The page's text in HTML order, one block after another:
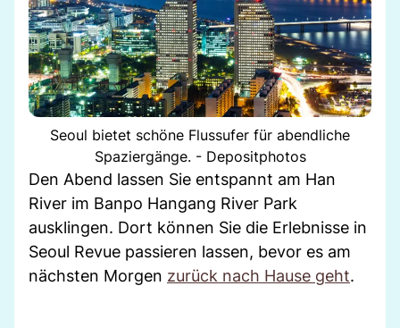
Seoul bietet schöne Flussufer für abendliche
Spaziergänge. - Depositphotos
Den Abend lassen Sie entspannt am Han
River im Banpo Hangang River Park
ausklingen. Dort können Sie die Erlebnisse in
Seoul Revue passieren lassen, bevor es am
nächsten Morgen zurück nach Hause geht.